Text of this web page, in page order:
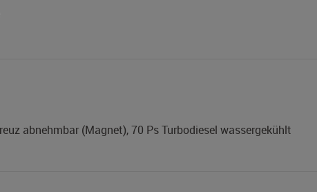
abnehmbar (Magnet), 70 Ps Turbodiesel wassergekühlt